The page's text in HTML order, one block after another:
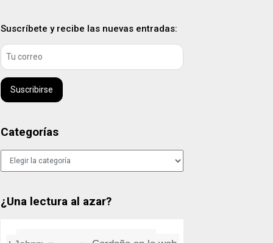
Suscríbete y recibe las nuevas entradas:
Suscribirse
Categorías
Categorías
¿Una lectura al azar?
Algunas curiosidades cientí­...
Johnny Marr más allá de los ...